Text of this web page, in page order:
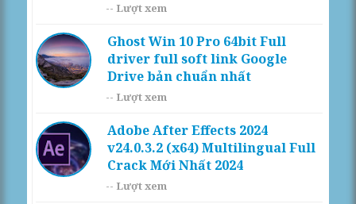
-- Lượt xem
Ghost Win 10 Pro 64bit Full
driver full soft link Google
Drive bản chuẩn nhất
-- Lượt xem
Adobe After Effects 2024
v24.0.3.2 (x64) Multilingual Full
Crack Mới Nhất 2024
-- Lượt xem